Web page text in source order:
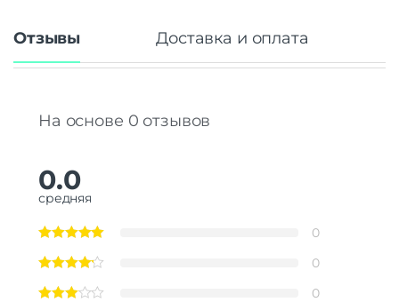
Отзывы Доставка и оплата
На основе 0 отзывов
0.0
средняя
0
0
0